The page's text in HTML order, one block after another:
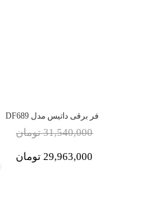
فر برقی داتیس مدل DF689
31,540,000 تومان
29,963,000 تومان